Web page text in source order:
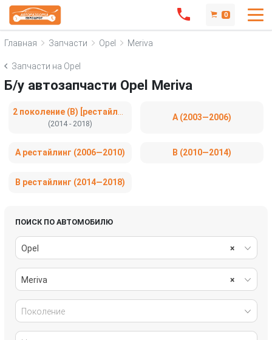
0
Главная Запчасти Opel Meriva
Запчасти на Opel
Б/у автозапчасти Opel Meriva
(2014 - 2018)
A (2003—2006)
A рестайлинг (2006—2010) B (2010—2014)
B рестайлинг (2014—2018)
ПОИСК ПО АВТОМОБИЛЮ
×
Opel
×
Meriva
Поколение